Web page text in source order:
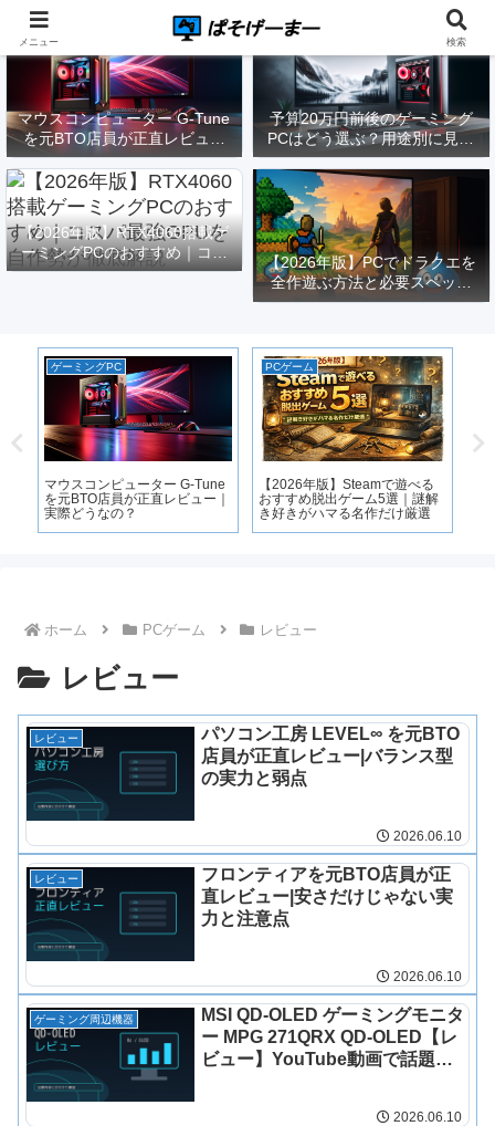
マウスコンピューター G-Tune
を元BTO店員が正直レビュー
｜実際どうなの？
予算20万円前後のゲーミング
PCはどう選ぶ？用途別に見る
構成と注意点【2026年版】
【2026年版】RTX4060搭載ゲ
ーミングPCのおすすめ｜コス
パ最強GPUを自作勢が徹底解
【2026年版】PCでドラクエを
全作遊ぶ方法と必要スペック
｜FF14勢がまとめてみた
ゲーミングPC
マウスコンピューター G-Tune
を元BTO店員が正直レビュー｜
実際どうなの？
PCゲーム
【2026年版】Steamで遊べる
おすすめ脱出ゲーム5選｜謎解
き好きがハマる名作だけ厳選
ホーム PCゲーム レビュー
レビュー
レビュー
パソコン工房 LEVEL∞ を元BTO
店員が正直レビュー|バランス型
の実力と弱点
2026.06.10
レビュー
フロンティアを元BTO店員が正
直レビュー|安さだけじゃない実
力と注意点
2026.06.10
ゲーミング周辺機器
MSI QD-OLED ゲーミングモニタ
ー MPG 271QRX QD-OLED【レ
ビュー】YouTube動画で話題の
2026.06.10
メニュー 検索